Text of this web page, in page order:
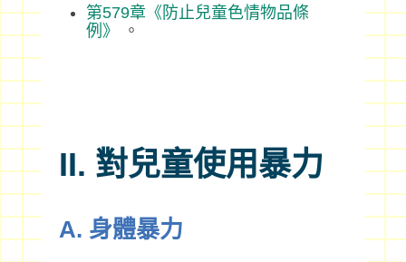
第579章《防止兒童色情物品條
例》
。
II. 對兒童使用暴力
A. 身體暴力